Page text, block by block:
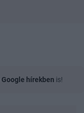
Google hírekben is!